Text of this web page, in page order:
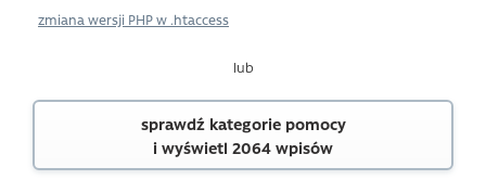
zmiana wersji PHP w .htaccess
lub
sprawdź kategorie pomocy
i wyświetl 2064 wpisów